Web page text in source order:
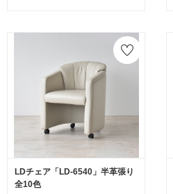
LDチェア「LD-6540」半革張り
全10色